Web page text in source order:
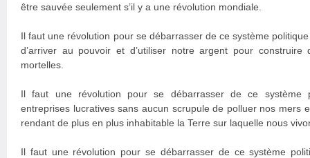
être sauvée seulement s’il y a une révolution mondiale.
Il faut une révolution pour se débarrasser de ce système
d’arriver au pouvoir et d’utiliser notre argent pour
mortelles.
Il faut une révolution pour se débarrasser de ce système
entreprises lucratives sans aucun scrupule de polluer nos mers
rendant de plus en plus inhabitable la Terre sur laquelle nous
Il faut une révolution pour se débarrasser de ce système